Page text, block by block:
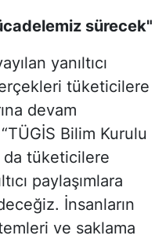
sürecek"
yanıltıcı
tüketicilere
devam
Bilim Kurulu
da tüketicilere
paylaşımlara
İnsanların
ve saklama